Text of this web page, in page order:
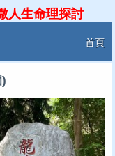
人生命理探討
首頁